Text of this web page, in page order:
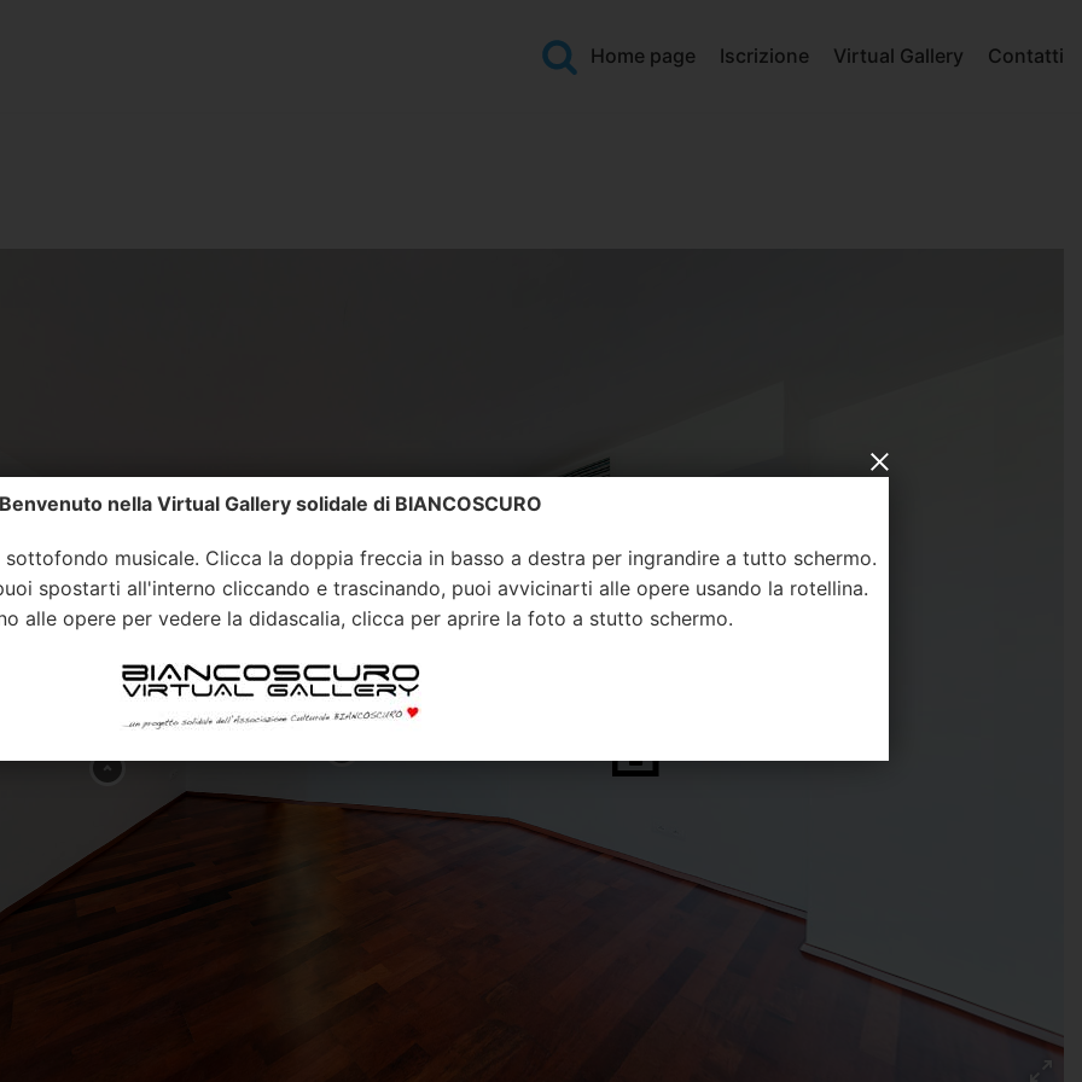
Home page Iscrizione Virtual Gallery Contatti
2020
tecnica mista in acqua su tela 3D
100x150 cm.
Quotazione 500 €
"Oriente"
100x150 cm.
Benvenuto nella Virtual Gallery solidale di BIANCOSCURO
musicale. Clicca la doppia freccia in basso a destra per ingrandire a tutto schermo.
spostarti all'interno cliccando e trascinando, puoi avvicinarti alle opere usando la rotellina.
alle opere per vedere la didascalia, clicca per aprire la foto a stutto schermo.